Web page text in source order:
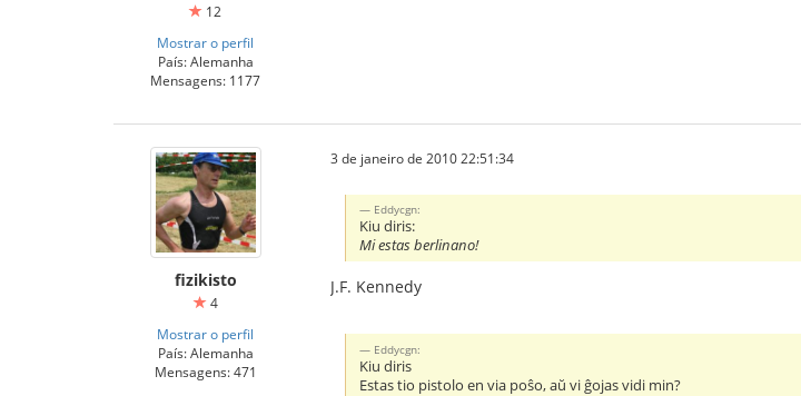
12
Mostrar o perfil
País: Alemanha
Mensagens: 1177
fizikisto
4
Mostrar o perfil
País: Alemanha
Mensagens: 471
3 de janeiro de 2010 22:51:34
Eddycgn:
Kiu diris:
Mi estas berlinano!
J.F. Kennedy
Eddycgn:
Kiu diris
Estas tio pistolo en via poŝo, aŭ vi ĝojas vidi min?